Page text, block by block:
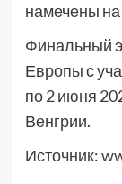
намечены на
Финальный
Европы с
по 2 июня
Венгрии.
Источник: